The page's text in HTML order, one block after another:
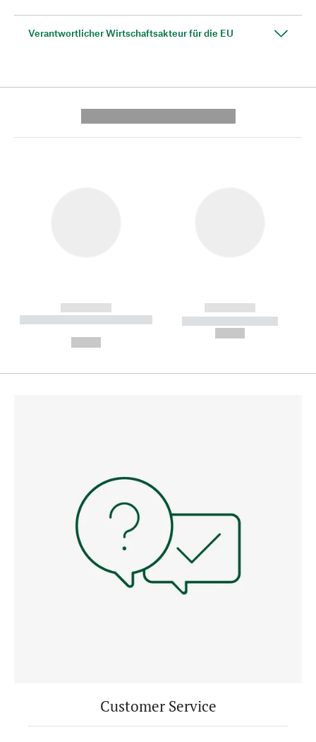
Verantwortlicher Wirtschaftsakteur für die EU
------------
----------- ----------- --------
------------
----------- -----------
Customer Service